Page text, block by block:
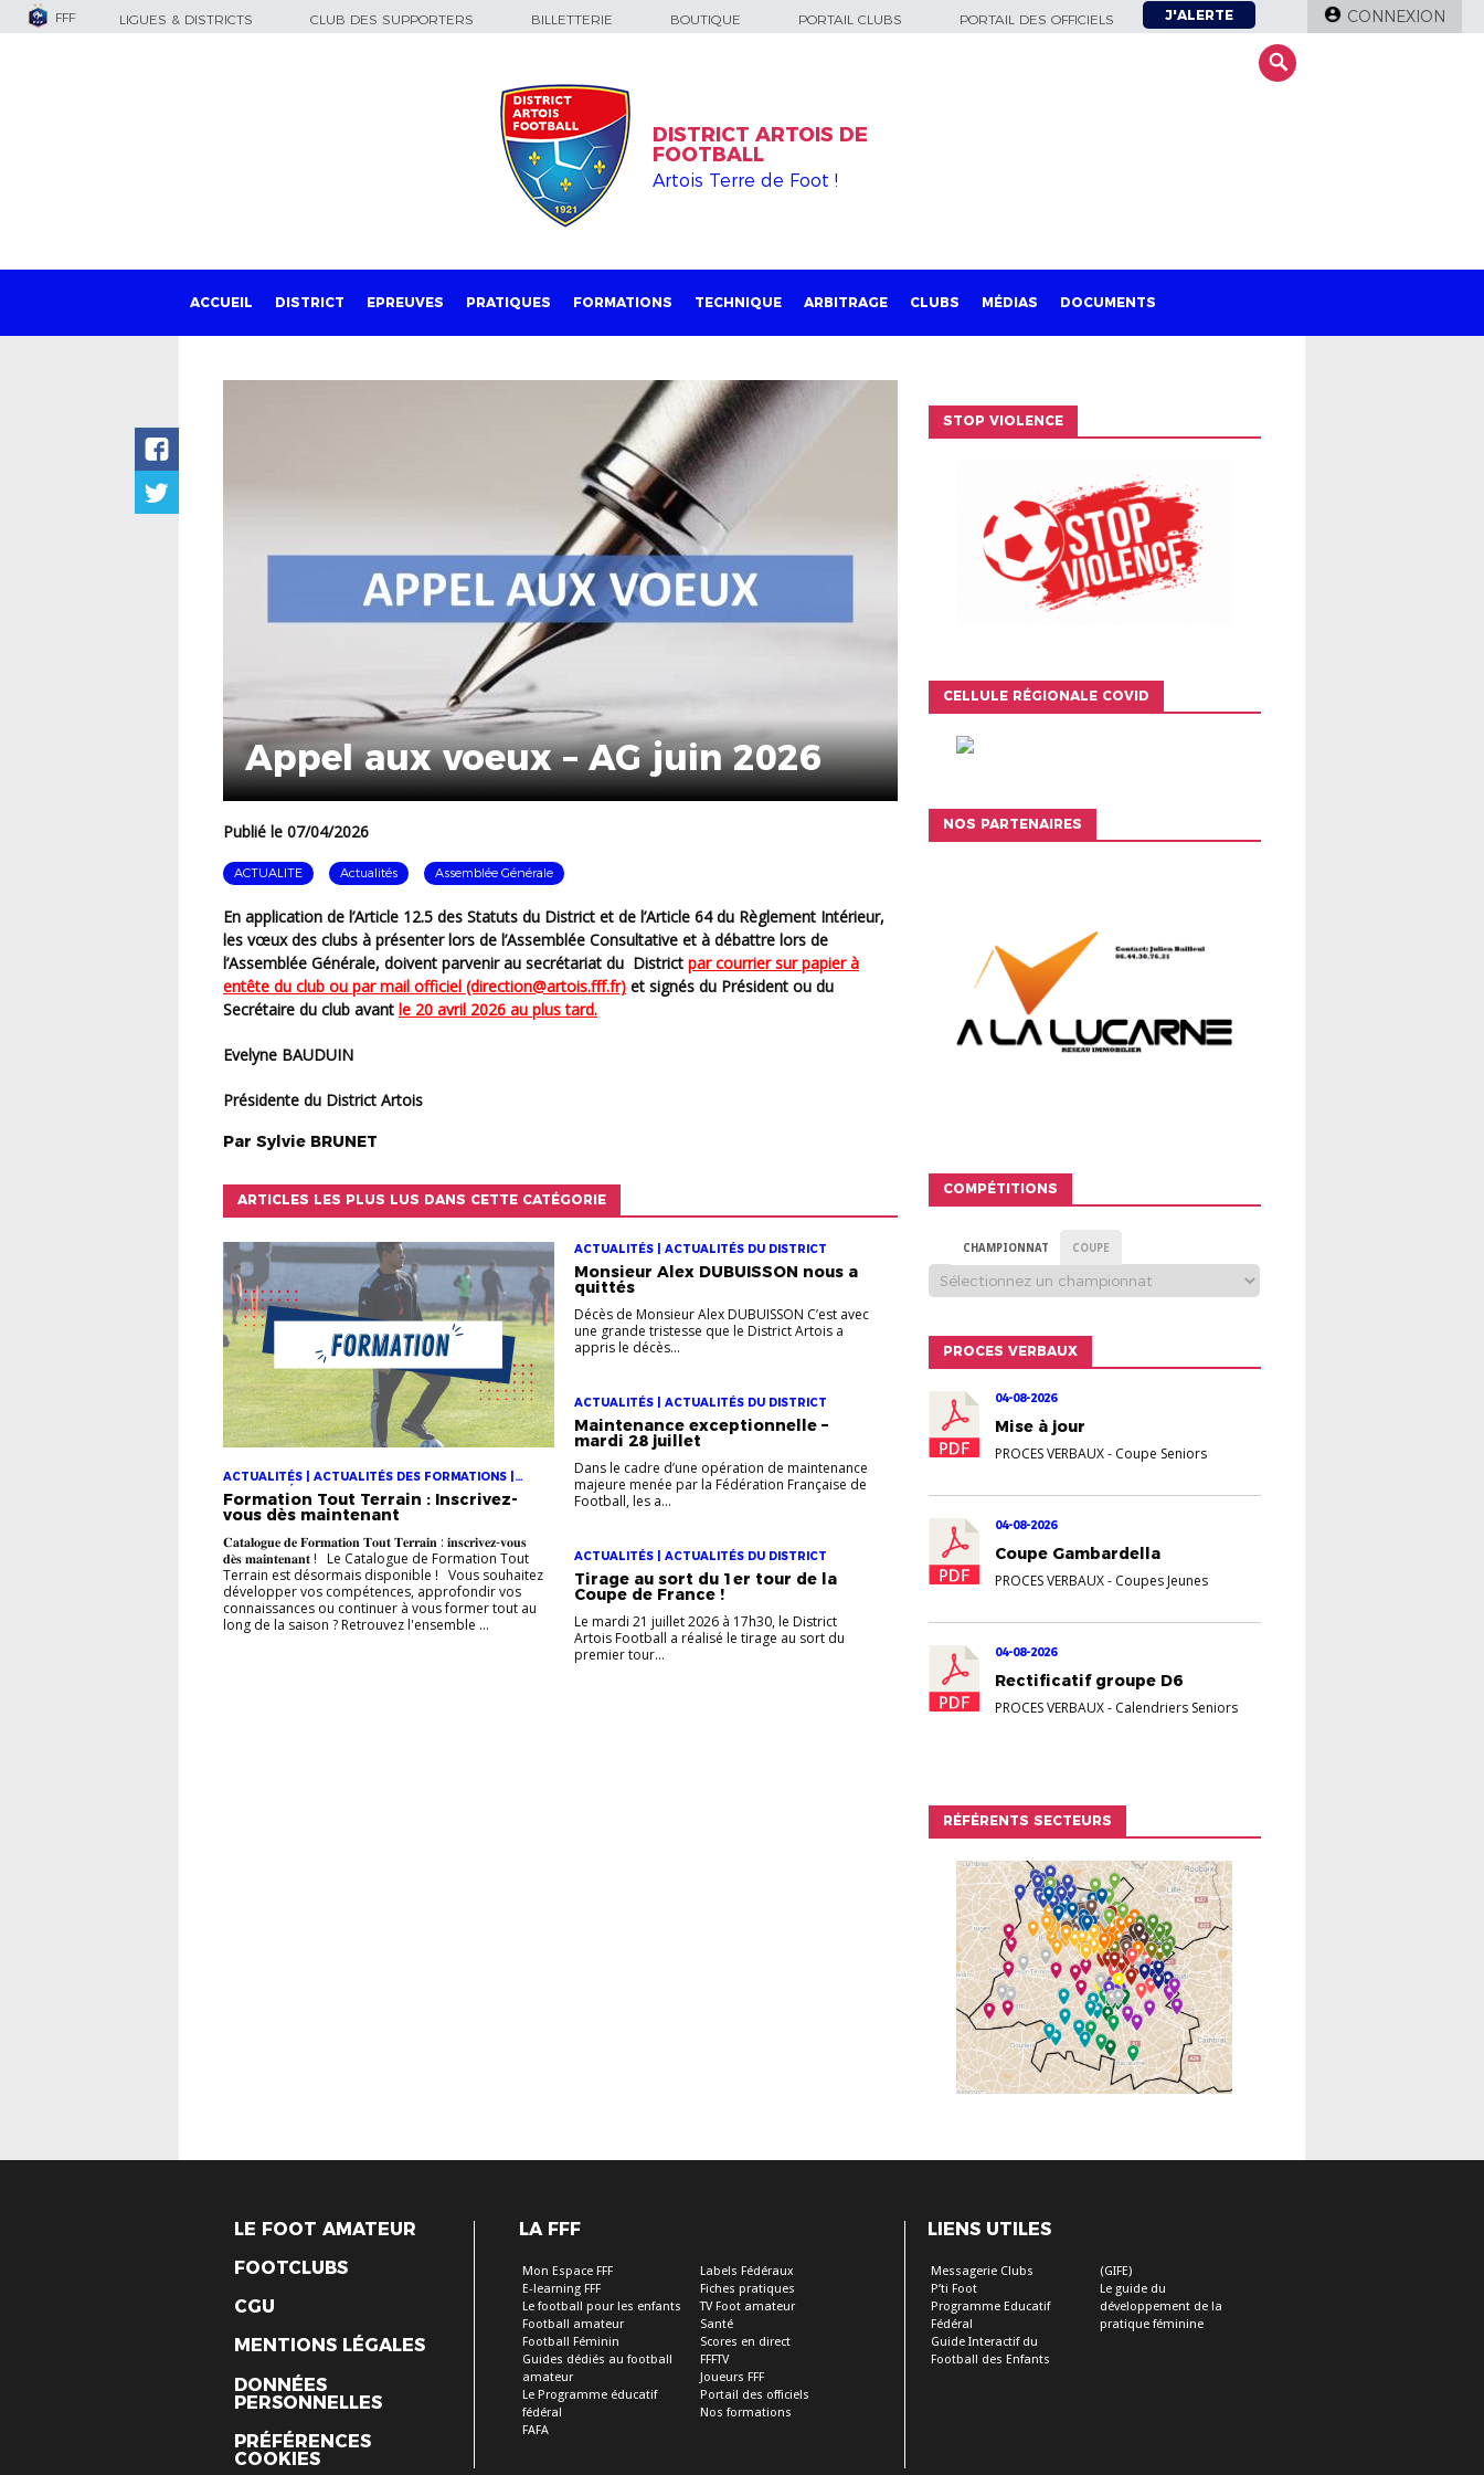
FFF LIGUES & DISTRICTS CLUB DES SUPPORTERS BILLETTERIE BOUTIQUE PORTAIL CLUBS PORTAIL DES OFFICIELS J'ALERTE CONNEXION
DISTRICT ARTOIS DE
FOOTBALL
Artois Terre de Foot !
ACCUEIL DISTRICT EPREUVES PRATIQUES FORMATIONS TECHNIQUE ARBITRAGE CLUBS MÉDIAS DOCUMENTS
Appel aux voeux – AG juin 2026
Publié le 07/04/2026
ACTUALITE Actualités Assemblée Générale
En application de l’Article 12.5 des Statuts du District et de l’Article 64 du Règlement Intérieur,
les vœux des clubs à présenter lors de l’Assemblée Consultative et à débattre lors de
l’Assemblée Générale, doivent parvenirau secrétariat du District par courrier sur papier à
entête du club ou par mail officiel (direction@artois.fff.fr) et signés du Président ou du
Secrétaire du club avant le 20 avril 2026 au plus tard.
Evelyne BAUDUIN
Présidente du District Artois
Par Sylvie BRUNET
ARTICLES LES PLUS LUS DANS CETTE CATÉGORIE
ACTUALITÉS | ACTUALITÉS DES FORMATIONS |
ACTUALITÉS DU DISTRICT
Formation Tout Terrain : Inscrivez-
vous dès maintenant
𝐂𝐚𝐭𝐚𝐥𝐨𝐠𝐮𝐞 𝐝𝐞 𝐅𝐨𝐫𝐦𝐚𝐭𝐢𝐨𝐧 𝐓𝐨𝐮𝐭 𝐓𝐞𝐫𝐫𝐚𝐢𝐧 : 𝐢𝐧𝐬𝐜𝐫𝐢𝐯𝐞𝐳-𝐯𝐨𝐮𝐬
𝐝𝐞̀𝐬 𝐦𝐚𝐢𝐧𝐭𝐞𝐧𝐚𝐧𝐭 ! Le Catalogue de Formation Tout
Terrain est désormais disponible ! Vous souhaitez
développer vos compétences, approfondir vos
connaissances ou continuer à vous former tout au
long de la saison ? Retrouvez l'ensemble ...
ACTUALITÉS | ACTUALITÉS DU DISTRICT
Monsieur Alex DUBUISSON nous a
quittés
Décès de Monsieur Alex DUBUISSON C’est avec
une grande tristesse que le District Artois a
appris le décès...
ACTUALITÉS | ACTUALITÉS DU DISTRICT
Maintenance exceptionnelle –
mardi 28 juillet
Dans le cadre d’une opération de maintenance
majeure menée par la Fédération Française de
Football, les a...
ACTUALITÉS | ACTUALITÉS DU DISTRICT
Tirage au sort du 1er tour de la
Coupe de France !
Le mardi 21 juillet 2026 à 17h30, le District
Artois Football a réalisé le tirage au sort du
premier tour...
STOP VIOLENCE
CELLULE RÉGIONALE COVID
NOS PARTENAIRES
COMPÉTITIONS
CHAMPIONNAT COUPE
PROCES VERBAUX
04-08-2026
Mise à jour
PROCES VERBAUX- Coupe Seniors
04-08-2026
Coupe Gambardella
PROCES VERBAUX- Coupes Jeunes
04-08-2026
Rectificatif groupe D6
PROCES VERBAUX- Calendriers Seniors
RÉFÉRENTS SECTEURS
LE FOOT AMATEUR
FOOTCLUBS
CGU
MENTIONS LÉGALES
DONNÉES
PERSONNELLES
PRÉFÉRENCES
COOKIES
LA FFF
Mon Espace FFF
E-learning FFF
Le football pour les enfants
Football amateur
Football Féminin
Guides dédiés au football
amateur
Le Programme éducatif
fédéral
FAFA
Labels Fédéraux
Fiches pratiques
TV Foot amateur
Santé
Scores en direct
FFFTV
Joueurs FFF
Portail des officiels
Nos formations
LIENS UTILES
Messagerie Clubs
P’ti Foot
Programme Educatif
Fédéral
Guide Interactif du
Football des Enfants
(GIFE)
Le guide du
développement de la
pratique féminine